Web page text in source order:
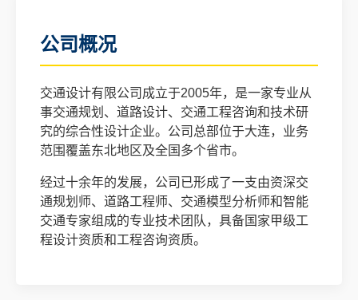
公司概况
交通设计有限公司成立于2005年，是一家专业从
事交通规划、道路设计、交通工程咨询和技术研
究的综合性设计企业。公司总部位于大连，业务
范围覆盖东北地区及全国多个省市。
经过十余年的发展，公司已形成了一支由资深交
通规划师、道路工程师、交通模型分析师和智能
交通专家组成的专业技术团队，具备国家甲级工
程设计资质和工程咨询资质。